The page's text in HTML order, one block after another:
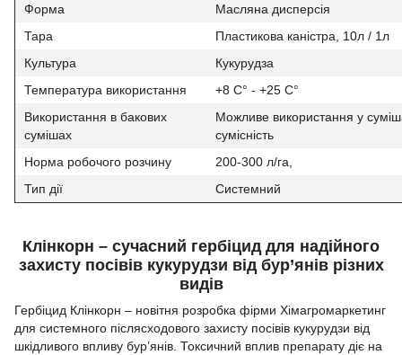
Форма
Масляна дисперсія
Тара
Пластикова каністра, 10л / 1л
Культура
Кукурудза
Температура використання
+8 С° - +25 С°
Використання в бакових
сумішах
Можливе використання у
сумісність
Норма робочого розчину
200-300 л/га,
Тип дії
Системний
Клінкорн – сучасний гербіцид для надійного
захисту посівів кукурудзи від бур’янів різних
видів
Гербіцид Клінкорн – новітня розробка фірми Хімагромаркетинг
для системного післясходового захисту посівів кукурудзи від
шкідливого впливу бур’янів. Токсичний вплив препарату діє на